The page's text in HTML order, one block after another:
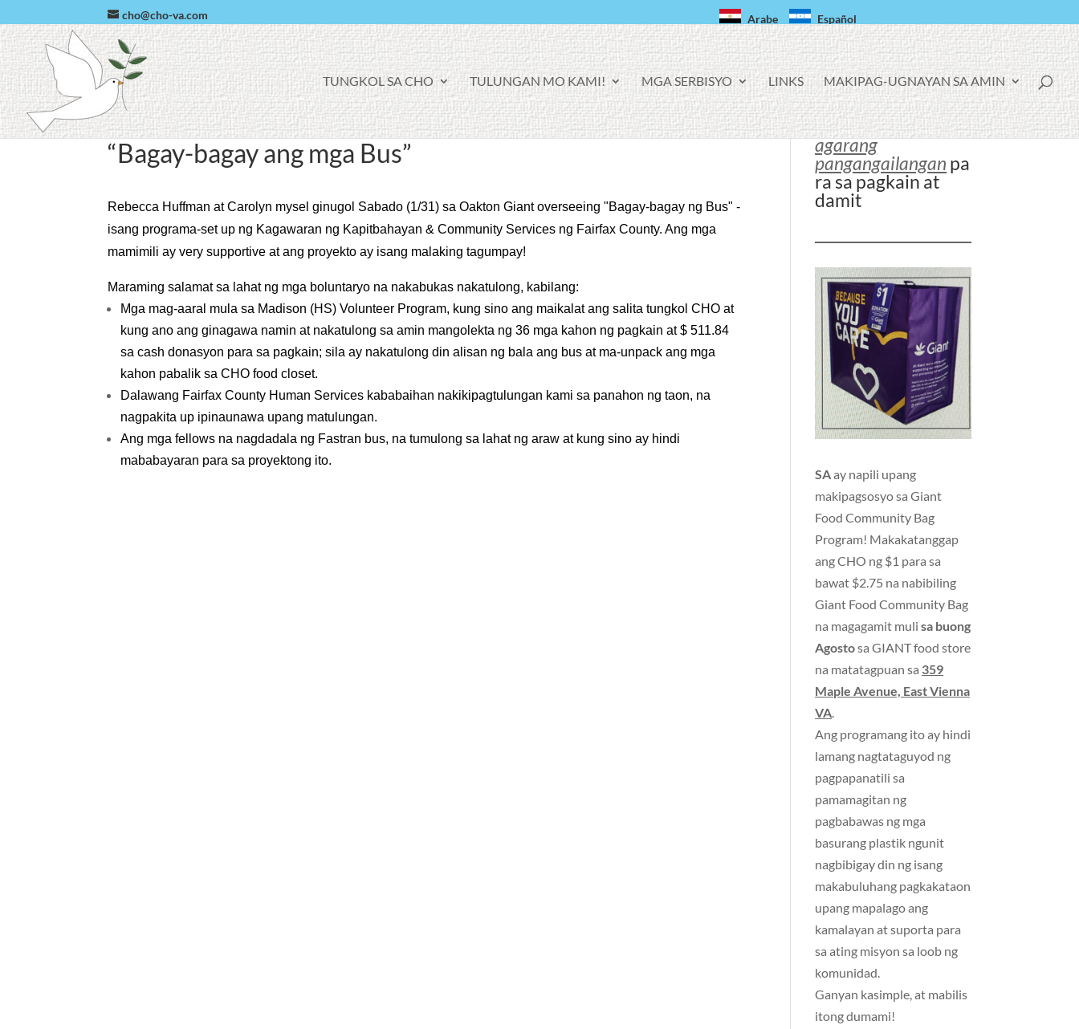
cho@cho-va.com Arabe Español
F
C
E
B
O
O
K
TUNGKOL SA CHO TULUNGAN MO KAMI! MGA SERBISYO LINKS MAKIPAG-UGNAYAN SA AMIN
“Bagay-bagay ang mga Bus”
Rebecca Huffman at Carolyn mysel ginugol Sabado (1/31) sa Oakton Giant overseeing "Bagay-bagay ng Bus" -
isang programa-set up ng Kagawaran ng Kapitbahayan & Community Services ng Fairfax County. Ang mga
mamimili ay very supportive at ang proyekto ay isang malaking tagumpay!
Maraming salamat sa lahat ng mga boluntaryo na nakabukas nakatulong, kabilang:
Mga mag-aaral mula sa Madison (HS) Volunteer Program, kung sino ang maikalat ang salita tungkol CHO at
kung ano ang ginagawa namin at nakatulong sa amin mangolekta ng 36 mga kahon ng pagkain at $ 511.84
sa cash donasyon para sa pagkain; sila ay nakatulong din alisan ng bala ang bus at ma-unpack ang mga
kahon pabalik sa CHO food closet.
Dalawang Fairfax County Human Services kababaihan nakikipagtulungan kami sa panahon ng taon, na
nagpakita up ipinaunawa upang matulungan.
Ang mga fellows na nagdadala ng Fastran bus, na tumulong sa lahat ng araw at kung sino ay hindi
mababayaran para sa proyektong ito.
agarang
pangangailangan pa
ra sa pagkain at
damit
SAay napili upang
makipagsosyo sa Giant
Food Community Bag
Program! Makakatanggap
ang CHO ng $1 para sa
bawat $2.75 na nabibiling
Giant Food Community Bag
na magagamit mulisa buong
Agostosa GIANT food store
na matatagpuan sa 359
Maple Avenue, East Vienna
VA.
Ang programang ito ay hindi
lamang nagtataguyod ng
pagpapanatili sa
pamamagitan ng
pagbabawas ng mga
basurang plastik ngunit
nagbibigay din ng isang
makabuluhang pagkakataon
upang mapalago ang
kamalayan at suporta para
sa ating misyon sa loob ng
komunidad.
Ganyan kasimple, at mabilis
itong dumami!